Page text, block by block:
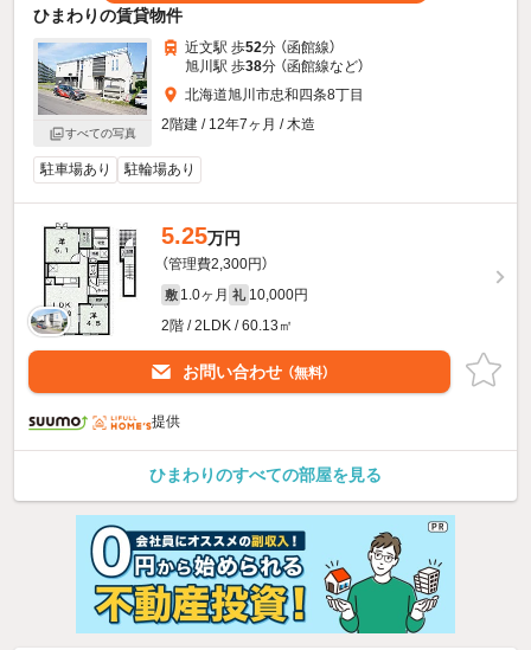
ひまわりの賃貸物件
すべての写真
近文駅 歩52分 （函館線）
旭川駅 歩38分 （函館線など）
北海道旭川市忠和四条8丁目
2階建 / 12年7ヶ月 / 木造
駐車場あり 駐輪場あり
5.25万円
（管理費2,300円）
敷 1.0ヶ月 礼 10,000円
2階 / 2LDK / 60.13㎡
お問い合わせ （無料）
提供
ひまわりのすべての部屋を見る